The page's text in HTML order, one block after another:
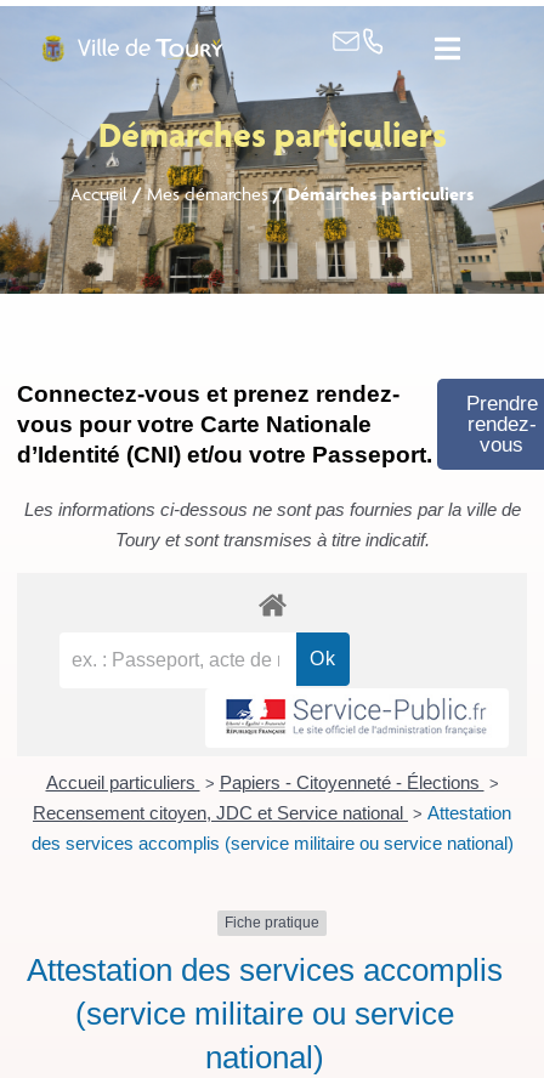
Démarches particuliers
Accueil/Mes démarches/Démarches particuliers
Connectez-vous et prenez rendez-
vous pour votre Carte Nationale
d’Identité (CNI) et/ou votre Passeport.
Prendre
rendez-
vous
Les informations ci-dessous ne sont pas fournies par la ville de
Toury et sont transmises à titre indicatif.
Accueil particuliers > Papiers - Citoyenneté - Élections >
Recensement citoyen, JDC et Service national > Attestation
des services accomplis (service militaire ou service national)
Fiche pratique
Attestation des services accomplis
(service militaire ou service
national)